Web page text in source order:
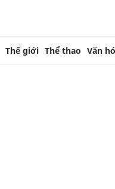
Thế giới Thể thao Văn